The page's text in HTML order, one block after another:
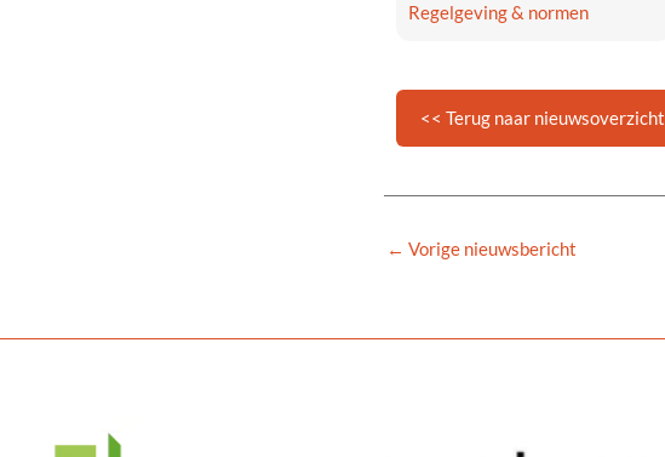
Regelgeving & normen
<< Terug naar nieuwsoverzicht
← Vorige nieuwsbericht